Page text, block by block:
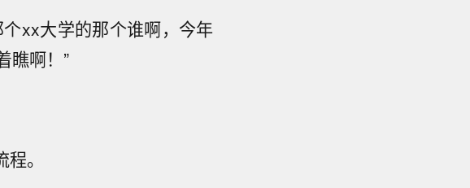
xx大学的那个谁啊，今年
瞧啊！”
。